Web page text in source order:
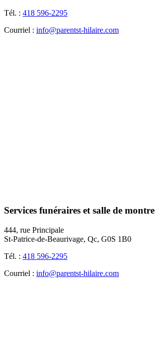
Tél. : 418 596-2295
Courriel : info@parentst-hilaire.com
Services funéraires et salle de montre
444, rue Principale
St-Patrice-de-Beaurivage, Qc, G0S 1B0
Tél. : 418 596-2295
Courriel : info@parentst-hilaire.com